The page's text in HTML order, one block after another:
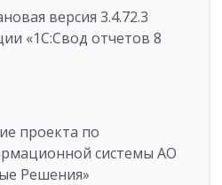
версия 3.4.72.3
«1C:Свод отчетов 8
проекта по
системы АО
Решения»